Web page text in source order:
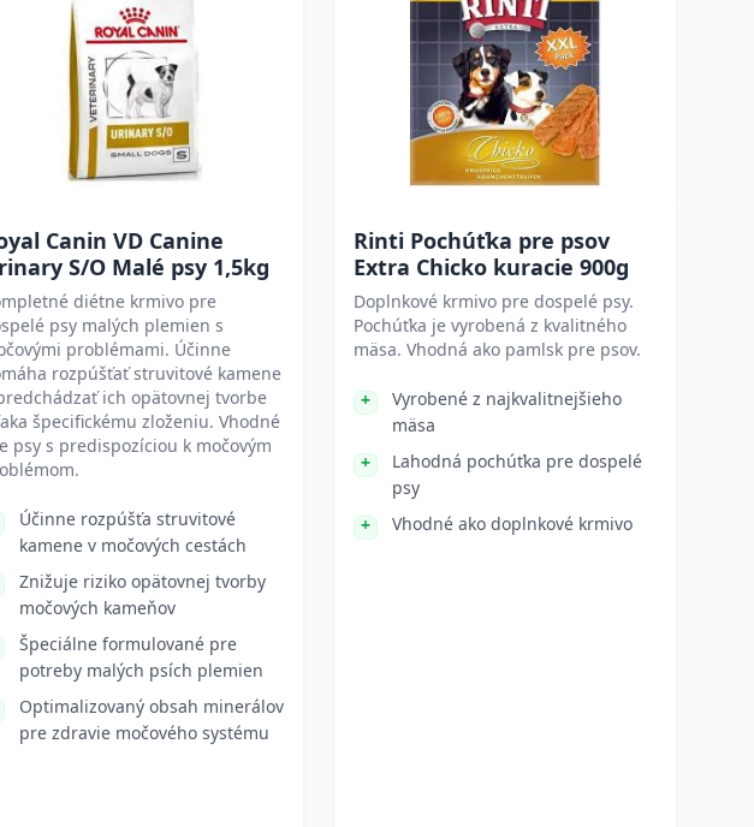
Canin VD Canine
S/O Malé psy 1,5kg
diétne krmivo pre
psy malých plemien s
problémami. Účinne
rozpúšťať struvitové kamene
ich opätovnej tvorbe
špecifickému zloženiu. Vhodné
psy s predispozíciou k močovým
Účinne rozpúšťa struvitové
kamene v močových cestách
Znižuje riziko opätovnej tvorby
močových kameňov
Špeciálne formulované pre
potreby malých psích plemien
Optimalizovaný obsah minerálov
pre zdravie močového systému
Rinti Pochúťka pre psov
Extra Chicko kuracie 900g
Doplnkové krmivo pre dospelé psy.
Pochúťka je vyrobená z kvalitného
mäsa. Vhodná ako pamlsk pre psov.
Vyrobené z najkvalitnejšieho
mäsa
Lahodná pochúťka pre dospelé
psy
Vhodné ako doplnkové krmivo